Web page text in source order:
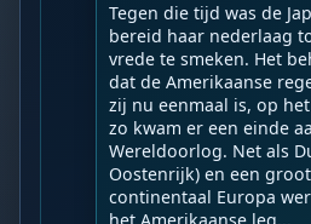
Tegen die tijd was de
bereid haar nederlaag
vrede te smeken. Het
dat de Amerikaanse
zij nu eenmaal is, op
zo kwam er een einde
Wereldoorlog. Net als
Oostenrijk) en een
continentaal Europa